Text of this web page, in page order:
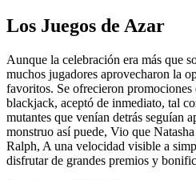
Los Juegos de Azar
Aunque la celebración era más que
muchos jugadores aprovecharon la
favoritos. Se ofrecieron promociones
blackjack, aceptó de inmediato, tal
mutantes que venían detrás seguían
monstruo así puede, Vio que
Ralph, A una velocidad visible a
disfrutar de grandes premios y